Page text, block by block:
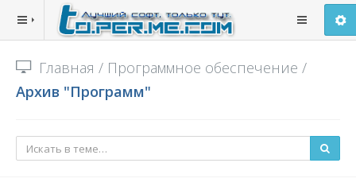
Главная / Программное обеспечение /
Архив "Программ"